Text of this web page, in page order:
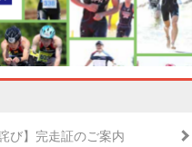
詫び】完走証のご案内